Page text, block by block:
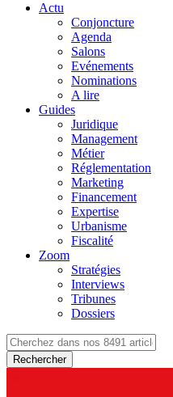
Actu
Conjoncture
Agenda
Salons
Evénements
Nominations
A lire
Guides
Juridique
Management
Métier
Réglementation
Marketing
Financement
Expertise
Urbanisme
Fiscalité
Zoom
Stratégies
Interviews
Tribunes
Dossiers
Rechercher